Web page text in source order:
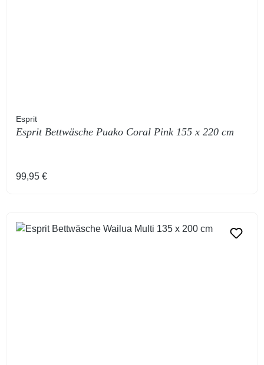
Esprit
Esprit Bettwäsche Puako Coral Pink 155 x 220 cm
Regulärer Preis:
99,95 €